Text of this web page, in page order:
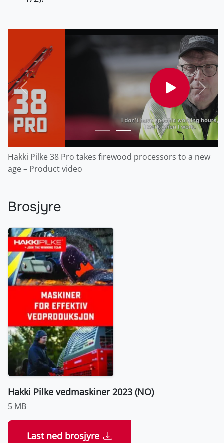
Forrige
Hakki Pilke 38 Pro takes firewood processors to a new
age – Product video
Brosjyre
Hakki Pilke vedmaskiner 2023 (NO)
5 MB
Last ned brosjyre